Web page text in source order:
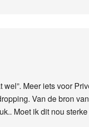
Meer iets voor
Van de bron
Moet ik dit nou